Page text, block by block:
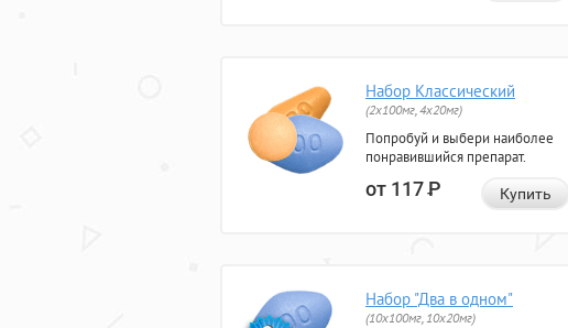
Набор Классический
(2x100мг, 4x20мг)
Попробуй и выбери наиболее
понравившийся препарат.
от 117Р Купить
Набор "Два в одном"
(10x100мг, 10x20мг)